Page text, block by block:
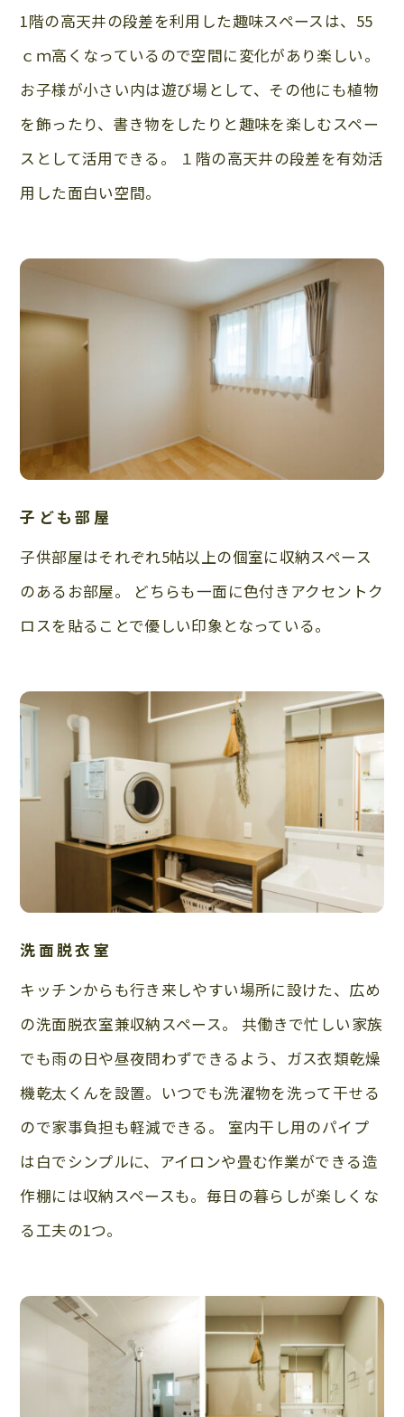
1階の高天井の段差を利用した趣味スペースは、55
ｃｍ高くなっているので空間に変化があり楽しい。
お子様が小さい内は遊び場として、その他にも植物
を飾ったり、書き物をしたりと趣味を楽しむスペー
スとして活用できる。 １階の高天井の段差を有効活
用した面白い空間。
子ども部屋
子供部屋はそれぞれ5帖以上の個室に収納スペース
のあるお部屋。 どちらも一面に色付きアクセントク
ロスを貼ることで優しい印象となっている。
洗面脱衣室
キッチンからも行き来しやすい場所に設けた、広め
の洗面脱衣室兼収納スペース。 共働きで忙しい家族
でも雨の日や昼夜問わずできるよう、ガス衣類乾燥
機乾太くんを設置。いつでも洗濯物を洗って干せる
ので家事負担も軽減できる。 室内干し用のパイプ
は白でシンプルに、アイロンや畳む作業ができる造
作棚には収納スペースも。毎日の暮らしが楽しくな
る工夫の1つ。